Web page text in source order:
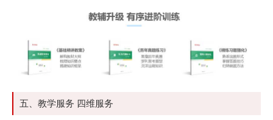
五、教学服务 四维服务